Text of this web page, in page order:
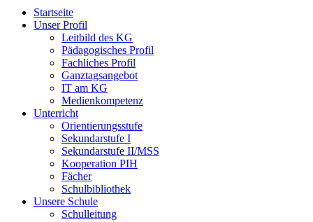
Startseite
Unser Profil
Leitbild des KG
Pädagogisches Profil
Fachliches Profil
Ganztagsangebot
IT am KG
Medienkompetenz
Unterricht
Orientierungsstufe
Sekundarstufe I
Sekundarstufe II/MSS
Kooperation PIH
Fächer
Schulbibliothek
Unsere Schule
Schulleitung